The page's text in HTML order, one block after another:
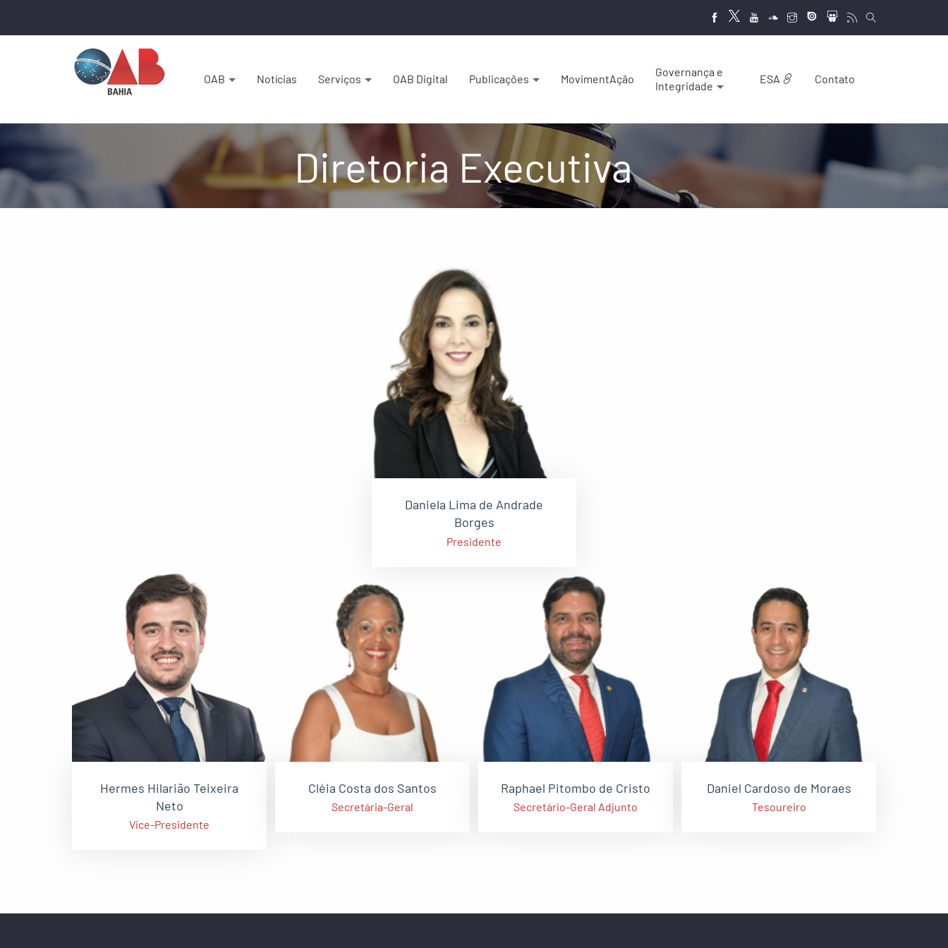
OAB Notícias Serviços OAB Digital Publicações MovimentAção
Governança e
Integridade
ESA Contato
Diretoria Executiva
Daniela Lima de Andrade
Borges
Presidente
Hermes Hilarião Teixeira
Neto
Vice-Presidente
Cléia Costa dos Santos
Secretária-Geral
Raphael Pitombo de Cristo
Secretário-Geral Adjunto
Daniel Cardoso de Moraes
Tesoureiro